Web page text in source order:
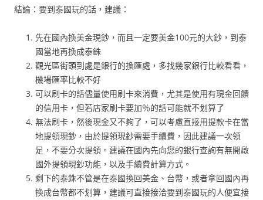
結論：要到泰國玩的話，建議：
先在國內換美金現鈔，而且一定要美金100元的大鈔，到泰
國當地再換成泰銖
觀光區街頭到處是銀行的換匯處，多找幾家銀行比較看看，
機場匯率比較不好
可以刷卡的話儘量使用刷卡來消費，尤其是使用有現金回饋
的信用卡，但若店家刷卡要加％的話可能就不划算了
無法刷卡，然後現金又不夠了，可以考慮直接用提款卡在當
地提領現鈔，由於提領現鈔需要手續費，因此建議一次領
足，不要分次提領。建議在國內先向您的銀行查詢有無開啟
國外提領現鈔功能，以及手續費計算方式。
剩下的泰銖不管是在泰國換回美金、台幣，或者拿回國內再
換成台幣都不划算，建議可直接接洽要到泰國玩的人便宜接